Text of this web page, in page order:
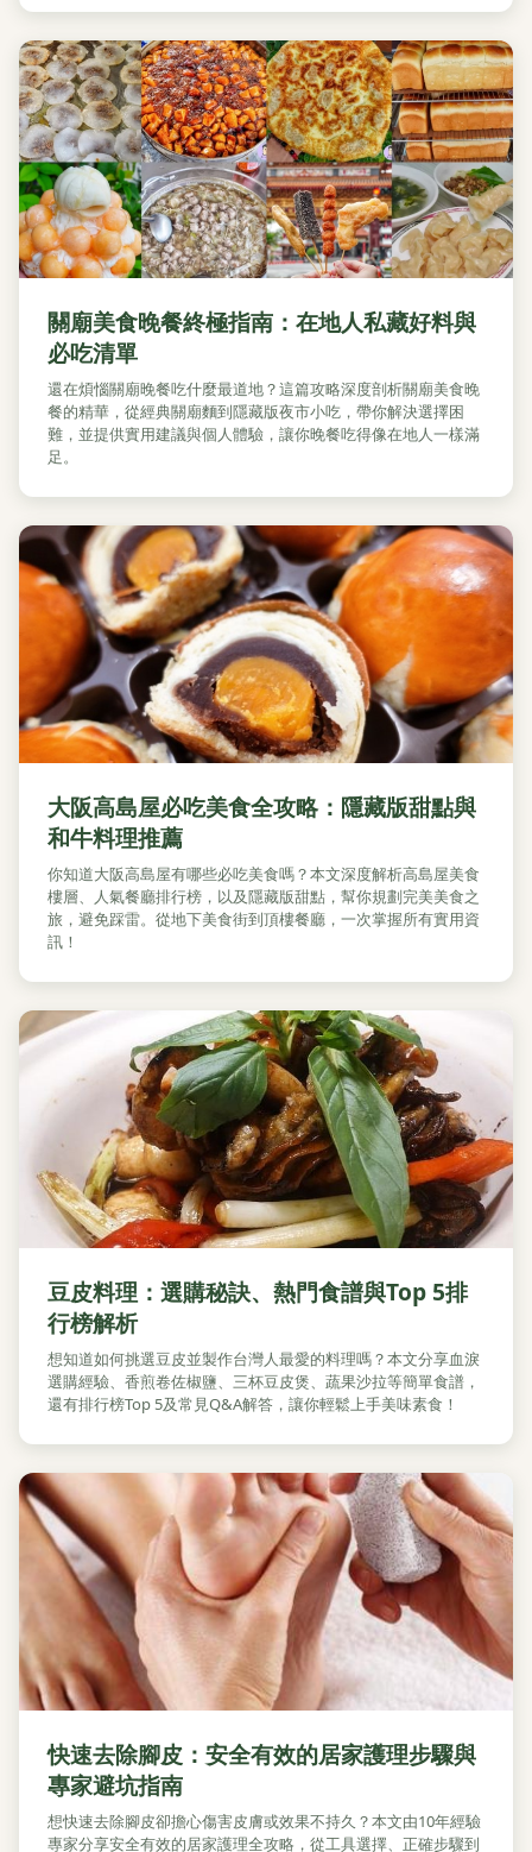
關廟美食晚餐終極指南：在地人私藏好料與
必吃清單
還在煩惱關廟晚餐吃什麼最道地？這篇攻略深度剖析關廟美食晚
餐的精華，從經典關廟麵到隱藏版夜市小吃，帶你解決選擇困
難，並提供實用建議與個人體驗，讓你晚餐吃得像在地人一樣滿
足。
大阪高島屋必吃美食全攻略：隱藏版甜點與
和牛料理推薦
你知道大阪高島屋有哪些必吃美食嗎？本文深度解析高島屋美食
樓層、人氣餐廳排行榜，以及隱藏版甜點，幫你規劃完美美食之
旅，避免踩雷。從地下美食街到頂樓餐廳，一次掌握所有實用資
訊！
豆皮料理：選購秘訣、熱門食譜與Top 5排
行榜解析
想知道如何挑選豆皮並製作台灣人最愛的料理嗎？本文分享血淚
選購經驗、香煎卷佐椒鹽、三杯豆皮煲、蔬果沙拉等簡單食譜，
還有排行榜Top 5及常見Q&A解答，讓你輕鬆上手美味素食！
快速去除腳皮：安全有效的居家護理步驟與
專家避坑指南
想快速去除腳皮卻擔心傷害皮膚或效果不持久？本文由10年經驗
專家分享安全有效的居家護理全攻略，從工具選擇、正確步驟到